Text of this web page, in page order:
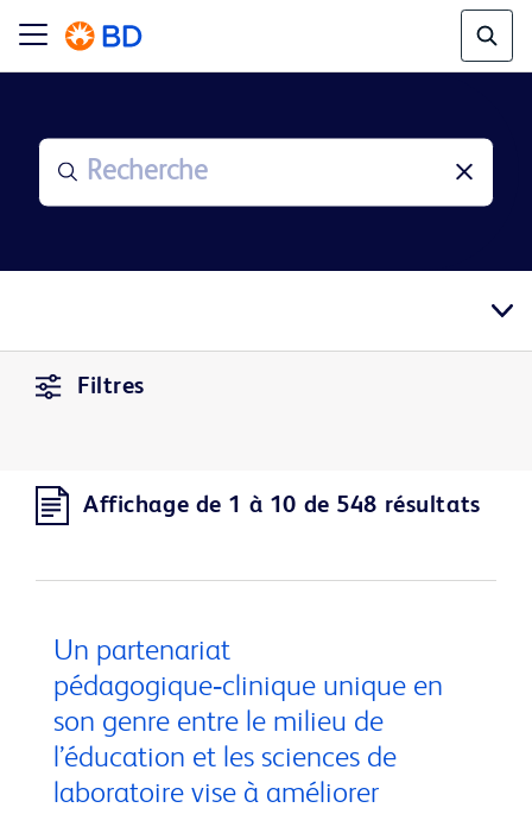
Filtres
Affichage de 1 à 10 de 548 résultats
Un partenariat
pédagogique‑clinique unique en
son genre entre le milieu de
l’éducation et les sciences de
laboratoire vise à améliorer